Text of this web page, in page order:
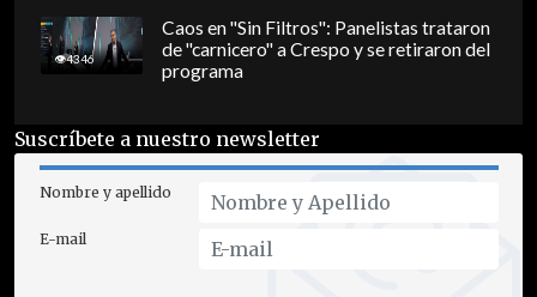
4346
Caos en "Sin Filtros": Panelistas trataron
de "carnicero" a Crespo y se retiraron del
programa
Suscríbete a nuestro newsletter
Nombre y apellido
E-mail